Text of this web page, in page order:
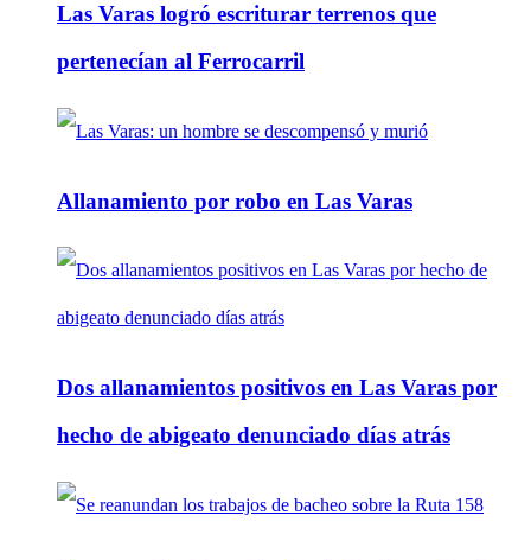
Las Varas logró escriturar terrenos que
pertenecían al Ferrocarril
Allanamiento por robo en Las Varas
Dos allanamientos positivos en Las Varas por
hecho de abigeato denunciado días atrás